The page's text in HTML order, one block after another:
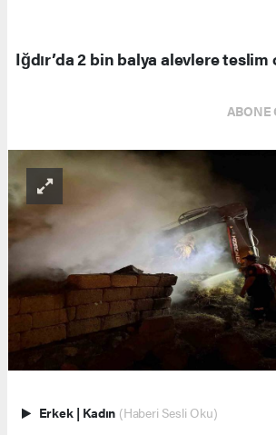
Iğdır’da 2 bin balya alevlere teslim
ABONE
Erkek | Kadın (Haberi Sesli Oku)